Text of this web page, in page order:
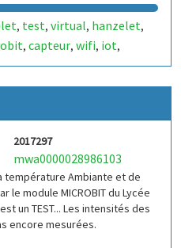
, test, virtual, hanzelet,
, capteur, wifi, iot,
,metz
2017297
mwa0000028986103
température Ambiante et de
le module MICROBIT du Lycée
un TEST... Les intensités des
encore mesurées.